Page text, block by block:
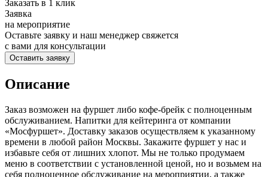
Заказать в 1 клик
Заявка
на мероприятие
Оставьте заявку и наш менеджер свяжется
с вами для консультации
Оставить заявку
Описание
Заказ возможен на фуршет либо кофе-брейк с полноценным
обслуживанием. Напитки для кейтеринга от компании
«Мосфуршет». Доставку заказов осуществляем к указанному
времени в любой район Москвы. Закажите фуршет у нас и
избавьте себя от лишних хлопот. Мы не только продумаем
меню в соответствии с установленной ценой, но и возьмем на
себя полноценное обслуживание на мероприятии, а также